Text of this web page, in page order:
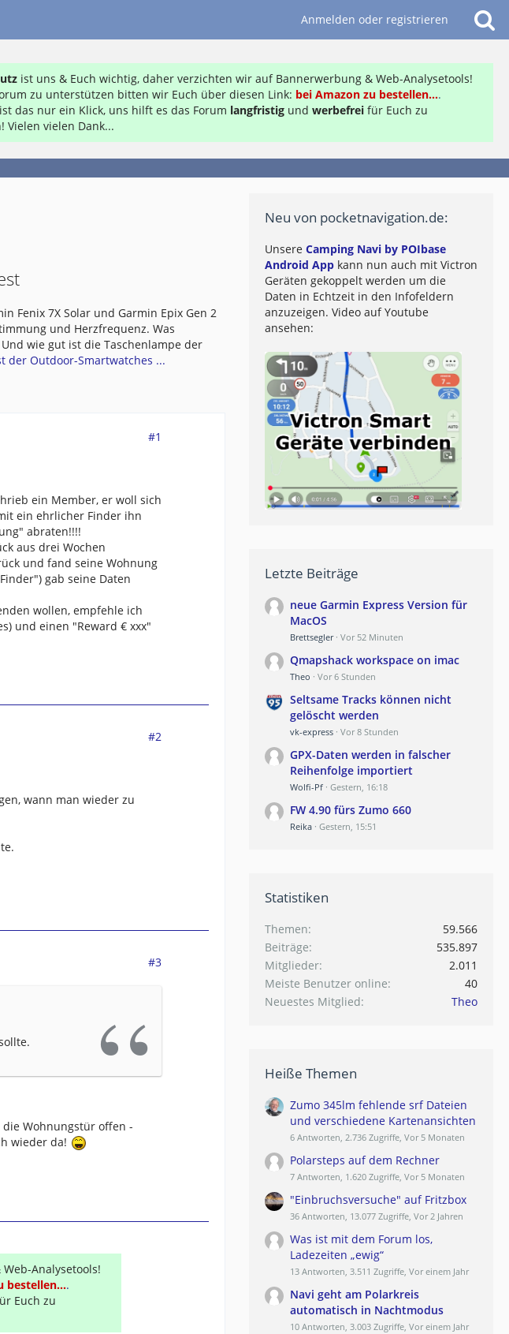
Anmelden oder registrieren
ist uns & Euch wichtig, daher verzichten wir auf Bannerwerbung & Web-Analysetools!
zu unterstützen bitten wir Euch über diesen Link: bei Amazon zu bestellen....
das nur ein Klick, uns hilft es das Forum langfristig und werbefrei für Euch zu
Vielen vielen Dank...
Fenix 7X Solar und Garmin Epix Gen 2
und Herzfrequenz. Was
wie gut ist die Taschenlampe der
der Outdoor-Smartwatches ...
#1
ein Member, er woll sich
ein ehrlicher Finder ihn
abraten!!!!
aus drei Wochen
und fand seine Wohnung
gab seine Daten
wollen, empfehle ich
und einen "Reward € xxx"
#2
wann man wieder zu
#3
Wohnungstür offen -
wieder da!
Analysetools!
bestellen....
Euch zu
Neu von pocketnavigation.de:
Unsere Camping Navi by POIbase
Android App kann nun auch mit Victron
Geräten gekoppelt werden um die
Daten in Echtzeit in den Infofeldern
anzuzeigen. Video auf Youtube
ansehen:
Letzte Beiträge
neue Garmin Express Version für
MacOS
Brettsegler Vor 52 Minuten
Qmapshack workspace on imac
Theo Vor 6 Stunden
Seltsame Tracks können nicht
gelöscht werden
vk-express Vor 8 Stunden
GPX-Daten werden in falscher
Reihenfolge importiert
Wolfi-Pf Gestern, 16:18
FW 4.90 fürs Zumo 660
Reika Gestern, 15:51
Statistiken
Themen
59.566
Beiträge
535.897
Mitglieder
2.011
Meiste Benutzer online
40
Neuestes Mitglied
Theo
Heiße Themen
Zumo 345lm fehlende srf Dateien
und verschiedene Kartenansichten
6 Antworten, 2.736 Zugriffe, Vor 5 Monaten
Polarsteps auf dem Rechner
7 Antworten, 1.620 Zugriffe, Vor 5 Monaten
"Einbruchsversuche" auf Fritzbox
36 Antworten, 13.077 Zugriffe, Vor 2 Jahren
Was ist mit dem Forum los,
Ladezeiten „ewig“
13 Antworten, 3.511 Zugriffe, Vor einem Jahr
Navi geht am Polarkreis
automatisch in Nachtmodus
10 Antworten, 3.003 Zugriffe, Vor einem Jahr